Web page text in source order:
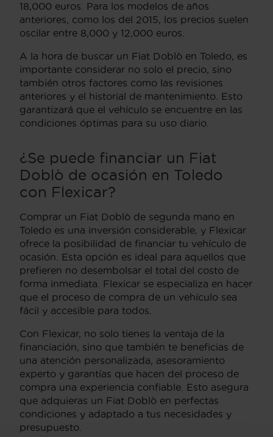
18,000 euros. Para los modelos de años
anteriores, como los del 2015, los precios suelen
oscilar entre 8,000 y 12,000 euros.
A la hora de buscar un Fiat Doblò en Toledo, es
importante considerar no solo el precio, sino
también otros factores como las revisiones
anteriores y el historial de mantenimiento. Esto
garantizará que el vehículo se encuentre en las
condiciones óptimas para su uso diario.
¿Se puede financiar un Fiat
Doblò de ocasión en Toledo
con Flexicar?
Comprar un Fiat Doblò de segunda mano en
Toledo es una inversión considerable, y Flexicar
ofrece la posibilidad de financiar tu vehículo de
ocasión. Esta opción es ideal para aquellos que
prefieren no desembolsar el total del costo de
forma inmediata. Flexicar se especializa en hacer
que el proceso de compra de un vehículo sea
fácil y accesible para todos.
Con Flexicar, no solo tienes la ventaja de la
financiación, sino que también te beneficias de
una atención personalizada, asesoramiento
experto y garantías que hacen del proceso de
compra una experiencia confiable. Esto asegura
que adquieras un Fiat Doblò en perfectas
condiciones y adaptado a tus necesidades y
presupuesto.